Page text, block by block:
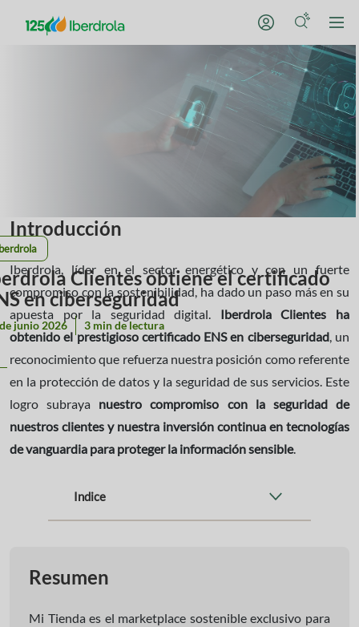
Clientes obtiene el certificado
en ciberseguridad
junio 2026 3 min de lectura
Introducción
Iberdrola, líder en el sector energético y con un fuerte
compromiso con la sostenibilidad, ha dado un paso más en su
apuesta por la seguridad digital. Iberdrola Clientes ha
obtenido el prestigioso certificado ENS en ciberseguridad, un
reconocimiento que refuerza nuestra posición como referente
en la protección de datos y la seguridad de sus servicios. Este
logro subraya nuestro compromiso con la seguridad de
nuestros clientes y nuestra inversión continua en tecnologías
de vanguardia para proteger la información sensible.
Indice
Resumen
Mi Tienda es el marketplace sostenible exclusivo para